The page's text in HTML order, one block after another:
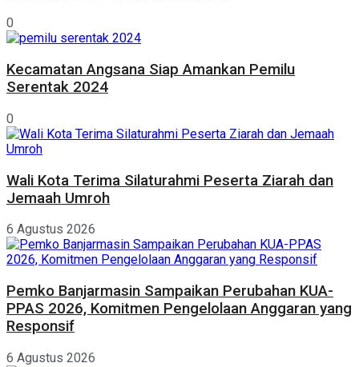
0
Kecamatan Angsana Siap Amankan Pemilu
Serentak 2024
0
Wali Kota Terima Silaturahmi Peserta Ziarah dan
Jemaah Umroh
6 Agustus 2026
Pemko Banjarmasin Sampaikan Perubahan KUA-
PPAS 2026, Komitmen Pengelolaan Anggaran yang
Responsif
6 Agustus 2026